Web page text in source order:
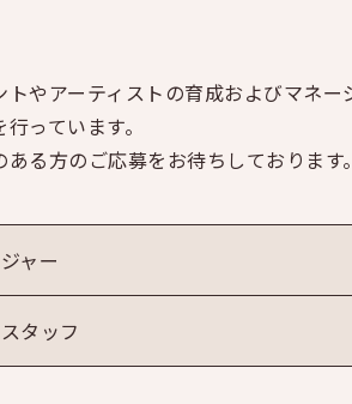
やアーティストの育成およびマネ
っています。
る方のご応募をお待ちしております。
ャー
タッフ